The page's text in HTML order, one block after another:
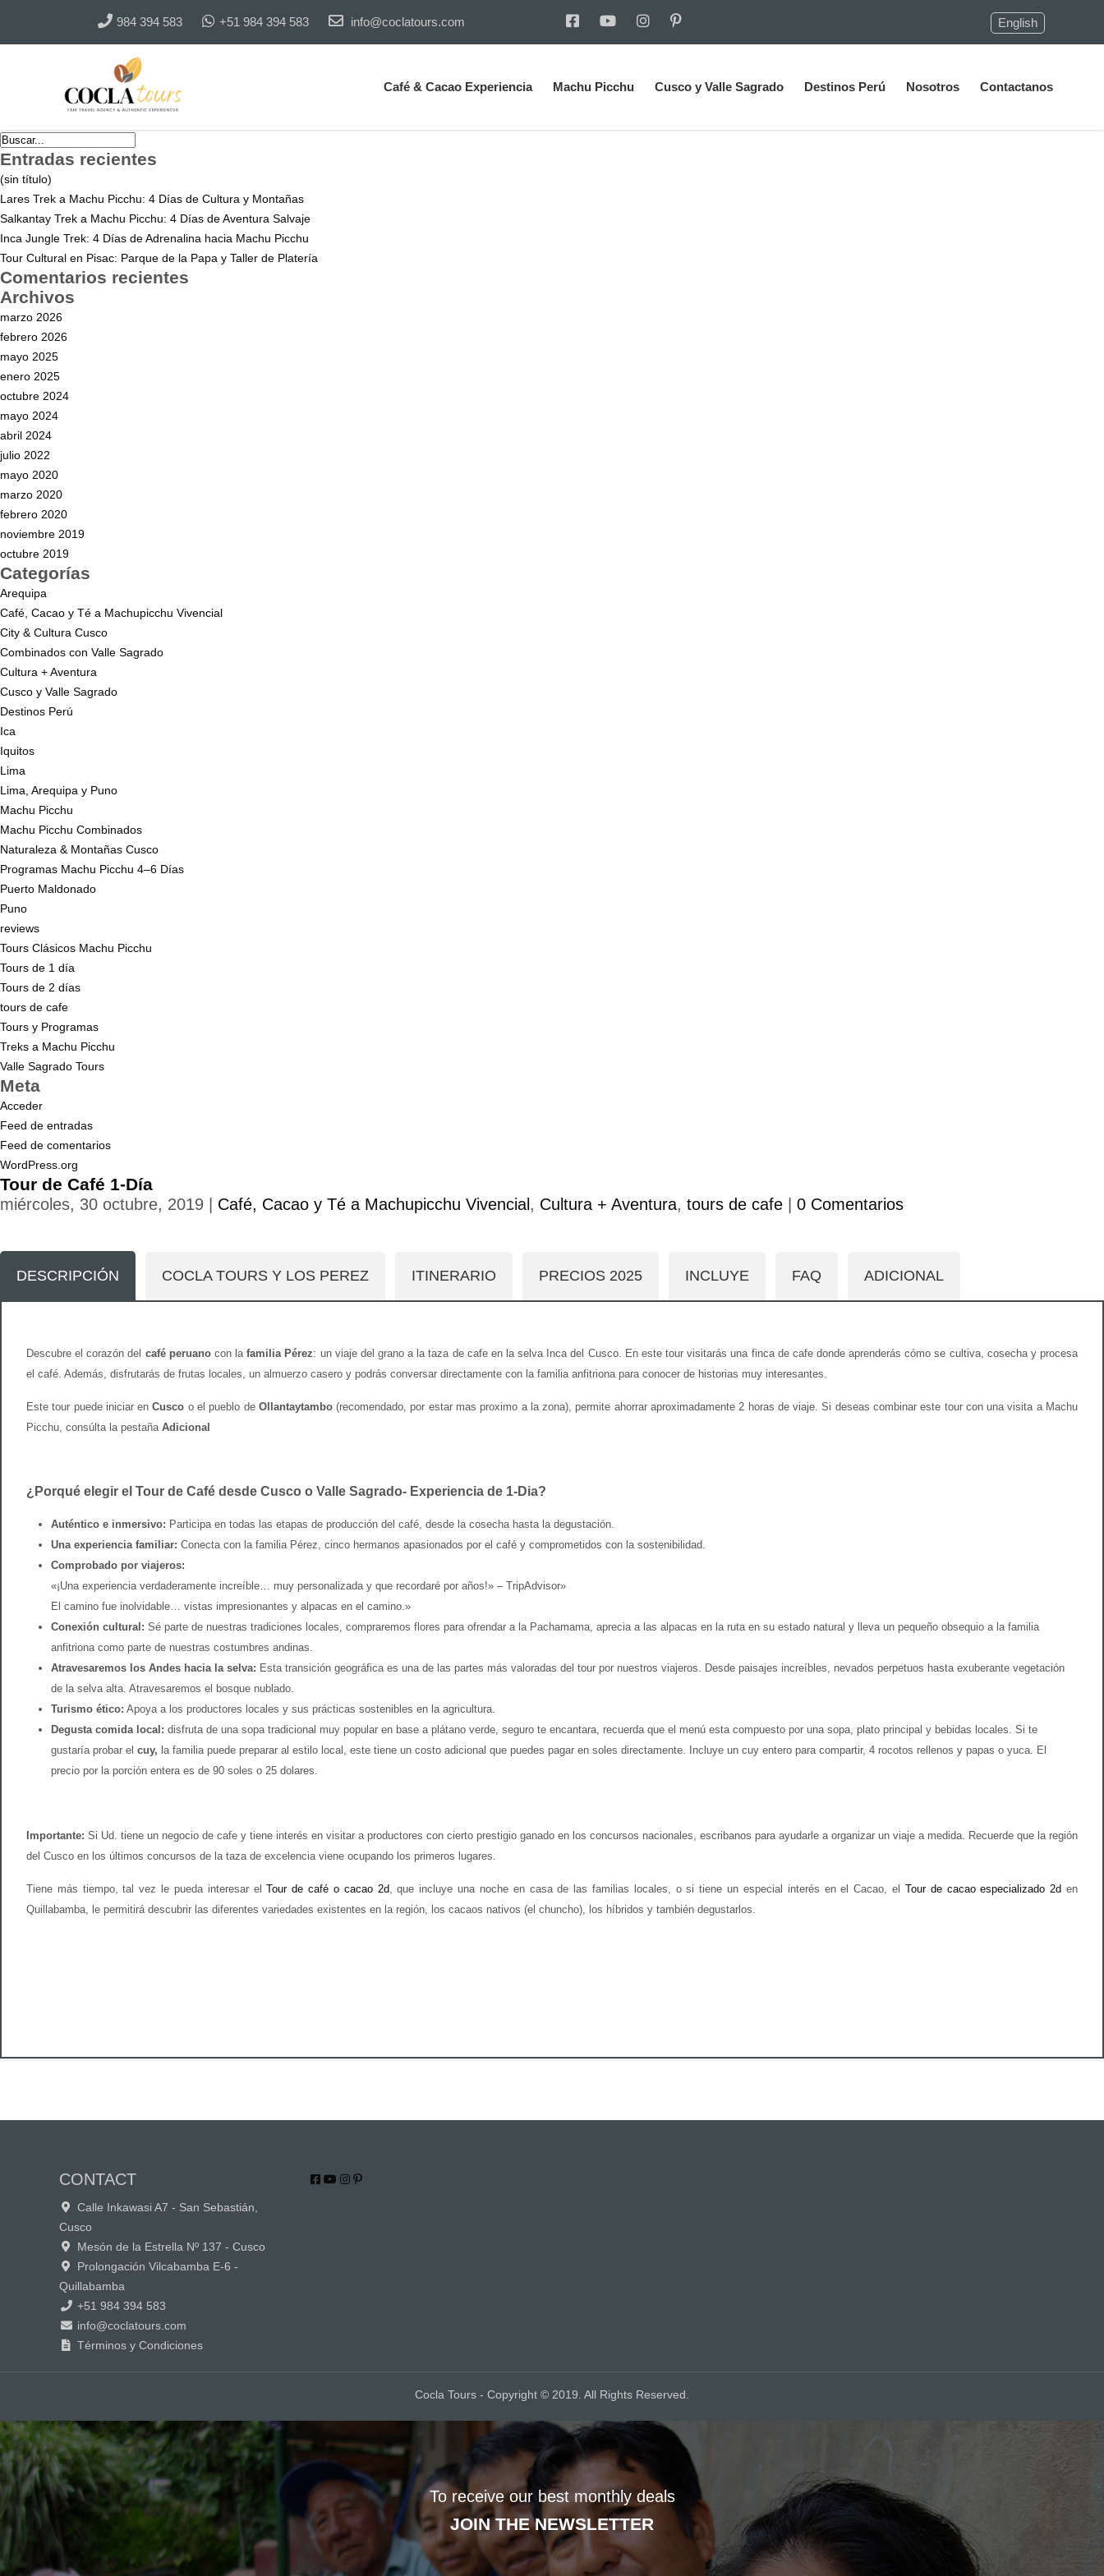
984 394 583 +51 984 394 583 info@coclatours.com English
Café & Cacao Experiencia Machu Picchu Cusco y Valle Sagrado Destinos Perú Nosotros Contactanos
Entradas recientes
(sin título)
Lares Trek a Machu Picchu: 4 Días de Cultura y Montañas
Salkantay Trek a Machu Picchu: 4 Días de Aventura Salvaje
Inca Jungle Trek: 4 Días de Adrenalina hacia Machu Picchu
Tour Cultural en Pisac: Parque de la Papa y Taller de Platería
Comentarios recientes
Archivos
marzo 2026
febrero 2026
mayo 2025
enero 2025
octubre 2024
mayo 2024
abril 2024
julio 2022
mayo 2020
marzo 2020
febrero 2020
noviembre 2019
octubre 2019
Categorías
Arequipa
Café, Cacao y Té a Machupicchu Vivencial
City & Cultura Cusco
Combinados con Valle Sagrado
Cultura + Aventura
Cusco y Valle Sagrado
Destinos Perú
Ica
Iquitos
Lima
Lima, Arequipa y Puno
Machu Picchu
Machu Picchu Combinados
Naturaleza & Montañas Cusco
Programas Machu Picchu 4–6 Días
Puerto Maldonado
Puno
reviews
Tours Clásicos Machu Picchu
Tours de 1 día
Tours de 2 días
tours de cafe
Tours y Programas
Treks a Machu Picchu
Valle Sagrado Tours
Meta
Acceder
Feed de entradas
Feed de comentarios
WordPress.org
Tour de Café 1-Día
miércoles, 30 octubre, 2019 | Café, Cacao y Té a Machupicchu Vivencial , Cultura + Aventura, tours de cafe 0 Comentarios
DESCRIPCIÓN COCLA TOURS Y LOS PEREZ ITINERARIO PRECIOS 2025 INCLUYE FAQ ADICIONAL
Descubre el corazón del café peruanocon lafamilia Pérez: un viaje del grano a la taza de cafe en la selva Inca del Cusco. En este tour visitarás una finca de cafe donde aprenderás cómo se cultiva, cosecha y procesa
el café. Además, disfrutarás de frutas locales, un almuerzo casero y podrás conversar directamente con la familia anfitriona para conocer de historias muy interesantes.
Este tour puede iniciar enCusco o el pueblo de Ollantaytambo(recomendado, por estar mas proximo a la zona), permite ahorrar aproximadamente 2 horas de viaje. Si deseas combinar este tour con una visita a Machu
Picchu, consúlta la pestaña Adicional
¿Porqué elegir el Tour de Café desde Cusco o Valle Sagrado- Experiencia de 1-Dia?
Auténtico e inmersivo: Participa en todas las etapas de producción del café, desde la cosecha hasta la degustación.
Una experiencia familiar: Conecta con la familia Pérez, cinco hermanos apasionados por el café y comprometidos con la sostenibilidad.
Comprobado por viajeros:
«¡Una experiencia verdaderamente increíble… muy personalizada y que recordaré por años!» – TripAdvisor»
El camino fue inolvidable… vistas impresionantes y alpacas en el camino.»
Conexión cultural: Sé parte de nuestras tradiciones locales, compraremos flores para ofrendar a la Pachamama, aprecia a las alpacas en la ruta en su estado natural y lleva un pequeño obsequio a la familia
anfitriona como parte de nuestras costumbres andinas.
Atravesaremos los Andes hacia la selva: Esta transición geográfica es una de las partes más valoradas del tour por nuestros viajeros. Desde paisajes increíbles, nevados perpetuos hasta exuberante vegetación
de la selva alta. Atravesaremos el bosque nublado.
Turismo ético: Apoya a los productores locales y sus prácticas sostenibles en la agricultura.
Degusta comida local: disfruta de una sopa tradicional muy popular en base a plátano verde, seguro te encantara, recuerda que el menú esta compuesto por una sopa, plato principal y bebidas locales. Si te
gustaría probar el cuy, la familia puede preparar al estilo local, este tiene un costo adicional que puedes pagar en soles directamente. Incluye un cuy entero para compartir, 4 rocotos rellenos y papas o yuca. El
precio por la porción entera es de 90 soles o 25 dolares.
Importante: Si Ud. tiene un negocio de cafe y tiene interés en visitar a productores con cierto prestigio ganado en los concursos nacionales, escribanos para ayudarle a organizar un viaje a medida. Recuerde que la región
del Cusco en los últimos concursos de la taza de excelencia viene ocupando los primeros lugares.
Tiene más tiempo, tal vez le pueda interesar elTour de café o cacao 2d, que incluye una noche en casa de las familias locales, o si tiene un especial interés en el Cacao, el Tour de cacao especializado 2d en
Quillabamba, le permitirá descubrir las diferentes variedades existentes en la región, los cacaos nativos (el chuncho), los híbridos y también degustarlos.
CONTACT
Calle Inkawasi A7 - San Sebastián,
Cusco
Mesón de la Estrella Nº 137 - Cusco
Prolongación Vilcabamba E-6 -
Quillabamba
+51 984 394 583
info@coclatours.com
Términos y Condiciones
Cocla Tours - Copyright © 2019. All Rights Reserved.
To receive our best monthly deals
JOIN THE NEWSLETTER